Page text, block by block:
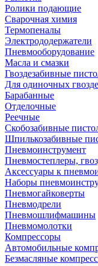
Ролики подающие
Сварочная химия
Термопеналы
Электрододержатели
Пневмооборудование
Масла и смазки
Гвоздезабивные
Для одиночных
Барабанные
Отделочные
Реечные
Скобозабивные
Шпилькозабивные
Пневмоинструмент
Пневмостеплеры,
Аксессуары к
Наборы
Пневмогайковерты
Пневмодрели
Пневмошлифмашины
Пневмомолотки
Компрессоры
Автомобильные
Безмасляные